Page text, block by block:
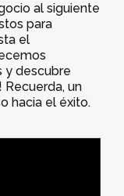
al siguiente
para
el
y descubre
un
hacia el éxito.